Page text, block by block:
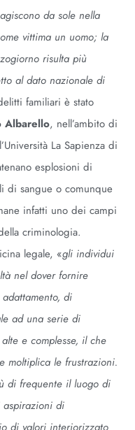
da sole nella
vittima un uomo; la
risulta più
al dato nazionale di
familiari è stato
Albarello, nell’ambito di
La Sapienza di
esplosioni di
di sangue o comunque
infatti uno dei campi
criminologia.
legale, «gli individui
nel dover fornire
di
ad una serie di
e complesse, il che
moltiplica le frustrazioni.
di frequente il luogo di
aspirazioni di